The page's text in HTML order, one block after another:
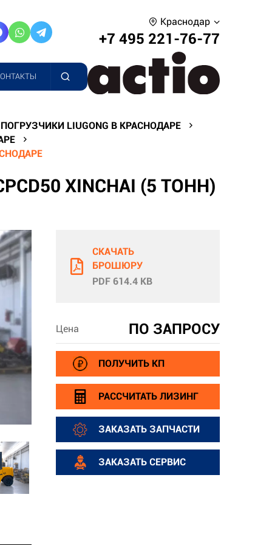
Краснодар
+7 495 221-76-77
LIUGONG В КРАСНОДАРЕ
XINCHAI (5 ТОНН)
СКАЧАТЬ
БРОШЮРУ
PDF 614.4 KB
Цена ПО ЗАПРОСУ
ПОЛУЧИТЬ КП
РАССЧИТАТЬ ЛИЗИНГ
ЗАКАЗАТЬ ЗАПЧАСТИ
ЗАКАЗАТЬ СЕРВИС